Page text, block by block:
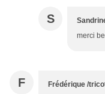
S
merci
F Frédérique /